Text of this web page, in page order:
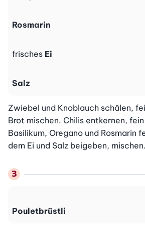
Rosmarin
frisches Ei
Salz
Zwiebel und Knoblauch schälen,
Brot mischen. Chilis entkernen,
Basilikum, Oregano und Rosmarin
dem Ei und Salz beigeben, mischen.
Pouletbrüstli